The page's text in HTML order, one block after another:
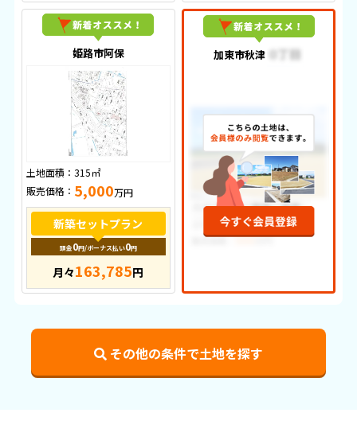
姫路市阿保
土地面積： 315㎡
販売価格： 5,000万円
新築セットプラン
頭金0円/ボーナス払い0円
月々163,785円
加東市秋津
その他の条件で土地を探す